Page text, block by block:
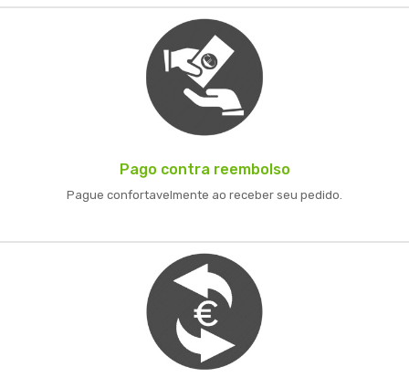
Pago contra reembolso
Pague confortavelmente ao receber seu pedido.